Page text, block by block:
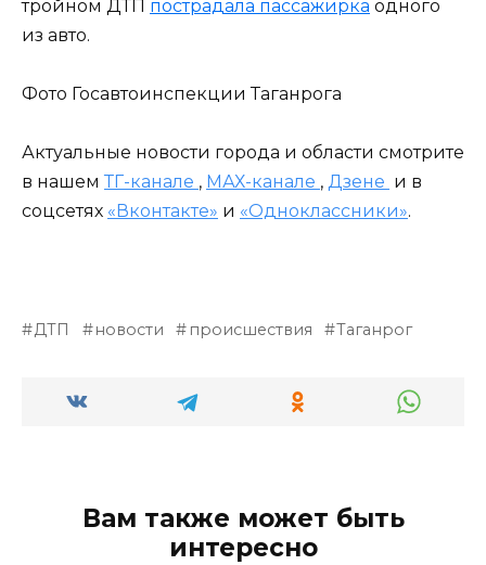
тройном ДТП пострадала пассажирка одного
из авто.
Фото Госавтоинспекции Таганрога
Актуальные новости города и области смотрите
в нашем ТГ-канале , МАХ-канале , Дзене и в
соцсетях «Вконтакте» и «Одноклассники».
ДТП новости происшествия Таганрог
Вам также может быть
интересно